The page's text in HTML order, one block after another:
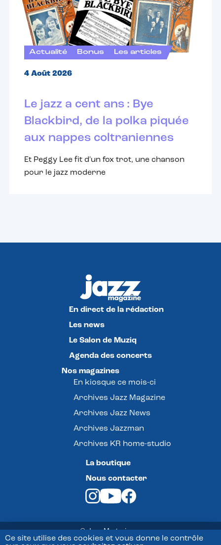
Ce site utilise des cookies et vous donne le contrôle
Actualité Bonus Les articles
4 Août 2026
Le jazz a cent ans : Bye
Blackbird, de la polka piquée
aux nappes coltraniennes
Et Peggy Lee fit d'un fox trot, une chanson
pour le jazz moderne
En direct de la rédaction
Les news
Le Salon de Muziq
Agenda des concerts
Nos magazines
En kiosque ce mois-ci
Archives Jazz Magazine
Archives Jazz News
Archives Jazzman
Archives KR home-studio
La boutique
Nous contacter
© Jazz Magazine -